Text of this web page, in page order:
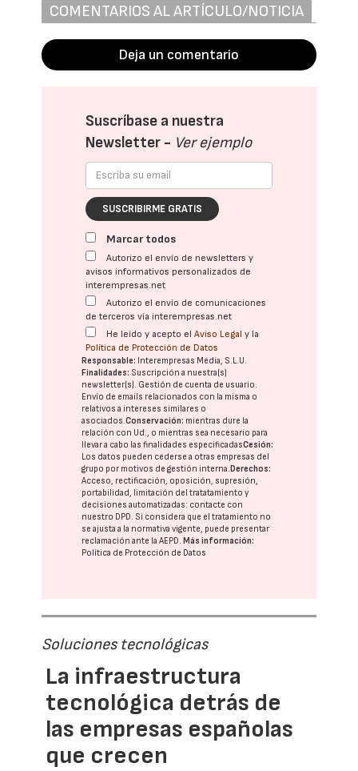
COMENTARIOS AL ARTÍCULO/NOTICIA
Deja un comentario
Suscríbase a nuestra
Newsletter - Ver ejemplo
SUSCRIBIRME GRATIS
Marcar todos
Autorizo el envío de newsletters y
avisos informativos personalizados de
interempresas.net
Autorizo el envío de comunicaciones
de terceros vía interempresas.net
He leído y acepto elAviso Legal y la
Política de Protección de Datos
Responsable: Interempresas Media, S.L.U.
Finalidades: Suscripción a nuestra(s)
newsletter(s). Gestión de cuenta de usuario.
Envío de emails relacionados con la misma o
relativos a intereses similares o
asociados.Conservación: mientras dure la
relación con Ud., o mientras sea necesario para
llevar a cabo las finalidades especificadasCesión:
Los datos pueden cederse a otras empresas del
grupo por motivos de gestión interna.Derechos:
Acceso, rectificación, oposición, supresión,
portabilidad, limitación del tratatamiento y
decisiones automatizadas: contacte con
nuestro DPD. Si considera que el tratamiento no
se ajusta a la normativa vigente, puede presentar
reclamación ante laAEPD.Más información:
Política de Protección de Datos
Soluciones tecnológicas
La infraestructura
tecnológica detrás de
las empresas españolas
que crecen